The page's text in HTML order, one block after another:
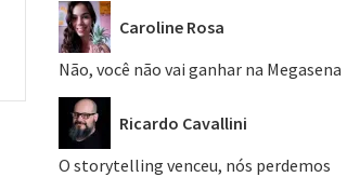
Caroline Rosa
Não, você não vai ganhar na Megasena
Ricardo Cavallini
O storytelling venceu, nós perdemos